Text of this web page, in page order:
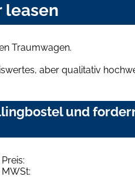
leasen
Traumwagen.
aber qualitativ
und
Preis:
MWSt: